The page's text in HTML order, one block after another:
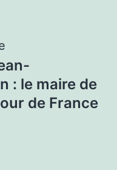
: le maire de
de France